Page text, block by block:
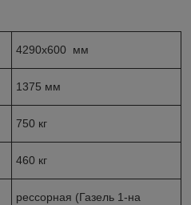
4290х600 мм
1375 мм
750 кг
460 кг
рессорная (Газель 1-на